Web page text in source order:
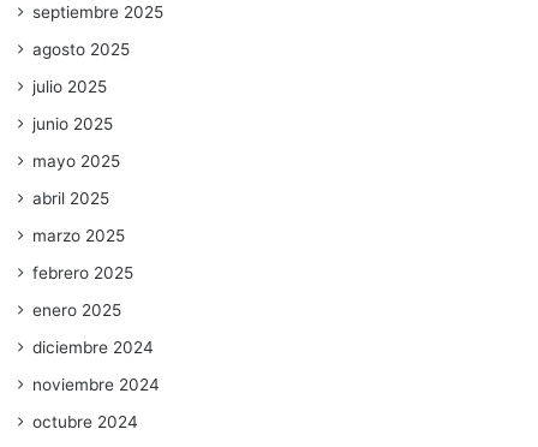
septiembre 2025
agosto 2025
julio 2025
junio 2025
mayo 2025
abril 2025
marzo 2025
febrero 2025
enero 2025
diciembre 2024
noviembre 2024
octubre 2024